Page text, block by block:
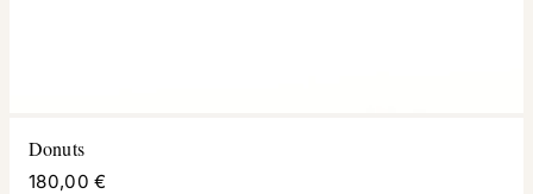
Donuts
180,00 €